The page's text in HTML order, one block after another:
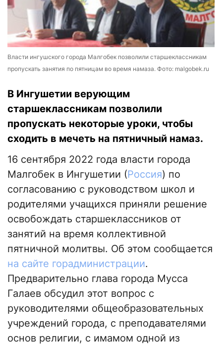
Власти ингушского города Малгобек позволили старшеклассникам
пропускать занятия по пятницам во время намаза. Фото: malgobek.ru
В Ингушетии верующим
старшеклассникам позволили
пропускать некоторые уроки, чтобы
сходить в мечеть на пятничный намаз.
16 сентября 2022 года власти города
Малгобек в Ингушетии (Россия) по
согласованию с руководством школ и
родителями учащихся приняли решение
освобождать старшеклассников от
занятий на время коллективной
пятничной молитвы. Об этом сообщается
на сайте горадминистрации.
Предварительно глава города Мусса
Галаев обсудил этот вопрос с
руководителями общеобразовательных
учреждений города, с преподавателями
основ религии, с имамом одной из